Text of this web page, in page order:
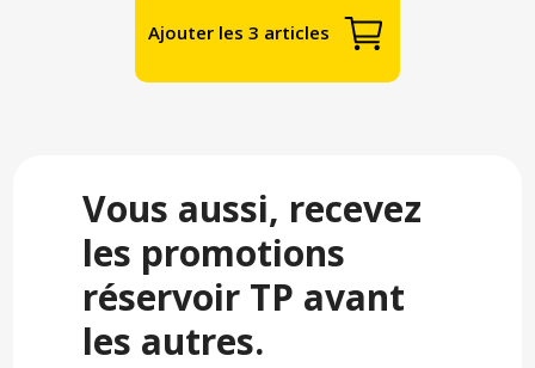
Ajouter les 3 articles
Vous aussi, recevez
les promotions
réservoir TP avant
les autres.